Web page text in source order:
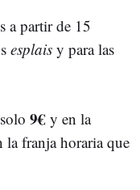
a partir de 15
esplais y para las
9€ y en la
la franja horaria que